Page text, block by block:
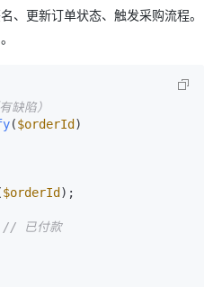
、更新订单状态、触发采购流程。
缺陷）
($orderId
$orderId );
// 已付款